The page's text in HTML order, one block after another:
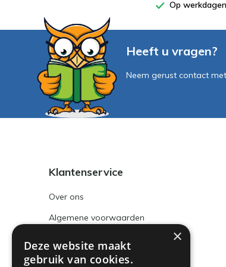
Op
Heeft u vragen?
Neem gerust contact
Klantenservice
Over ons
Algemene voorwaarden
Privacy Policy
×
Deze website maakt
gebruik van cookies.